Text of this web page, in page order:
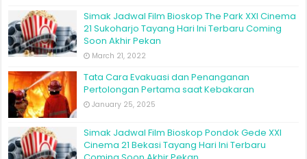
Simak Jadwal Film Bioskop The Park XXI Cinema
21 Sukoharjo Tayang Hari Ini Terbaru Coming
Soon Akhir Pekan
March 21, 2022
Tata Cara Evakuasi dan Penanganan
Pertolongan Pertama saat Kebakaran
January 25, 2025
Simak Jadwal Film Bioskop Pondok Gede XXI
Cinema 21 Bekasi Tayang Hari Ini Terbaru